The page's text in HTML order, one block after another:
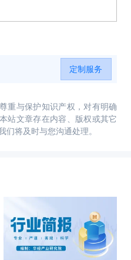
定制服务
重与保护知识产权，对有明确
站文章存在内容、版权或其它
将及时与您沟通处理。